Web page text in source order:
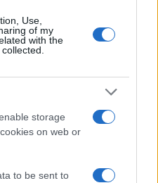
Use,
of my
with the
storage
on web or
to be sent to
telegram di
e le tue foto
al numero +39